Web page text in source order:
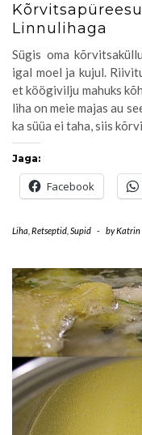
Linnulihaga
Sügis oma
igal moel ja kujul.
et köögivilju mahuks
liha on meie majas au
ka süüa ei taha, siis
Jaga:
Facebook
Liha Retseptid Supid - byKatrin